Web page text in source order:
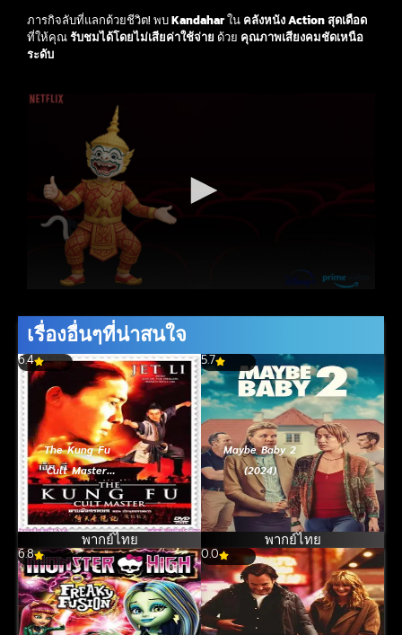
ภารกิจลับที่แลกด้วยชีวิต! พบKandaharใน คลังหนัง Action สุดเดือด
ที่ให้คุณรับชมได้โดยไม่เสียค่าใช้จ่าย ด้วย คุณภาพเสียงคมชัดเหนือ
ระดับ
เรื่องอื่นๆที่น่าสนใจ
6.4
The Kung Fu
Cult Master
(1993) ดาบมังกร
หยก ตอน ประมุข
พรรคมารพากย์ไทย
5.7
Maybe Baby 2
(2024)
พากย์ไทย
6.8 0.0